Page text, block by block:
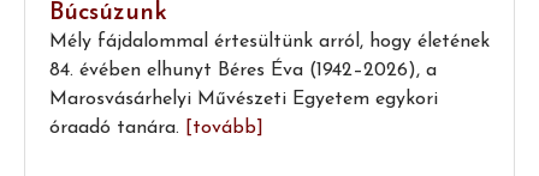
Búcsúzunk
Mély fájdalommal értesültünk arról, hogy életének
84. évében elhunyt Béres Éva (1942–2026), a
Marosvásárhelyi Művészeti Egyetem egykori
óraadó tanára.
[tovább]